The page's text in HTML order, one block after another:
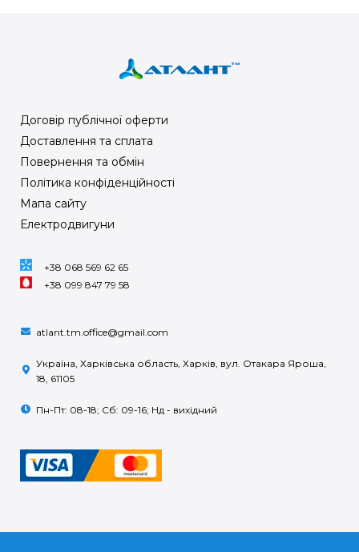
Договір публічної оферти
Доставлення та сплата
Повернення та обмін
Політика конфіденційності
Мапа сайту
Електродвигуни
+38 068 569 62 65
+38 099 847 79 58
atlant.tm.office@gmail.com
Україна, Харківська область, Харків, вул. Отакара Яроша,
18, 61105
Пн-Пт: 08-18; Сб: 09-16; Нд - вихідний